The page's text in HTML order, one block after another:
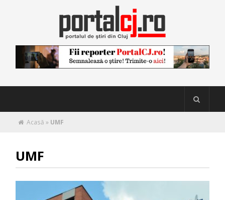
Acasă » UMF
UMF